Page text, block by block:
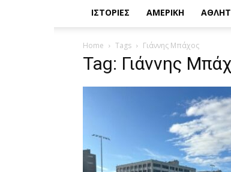
ΙΣΤΟΡΙΕΣ ΑΜΕΡΙΚΗ
Home Tags Γιάννης Μπάχος
Tag: Γιάννης